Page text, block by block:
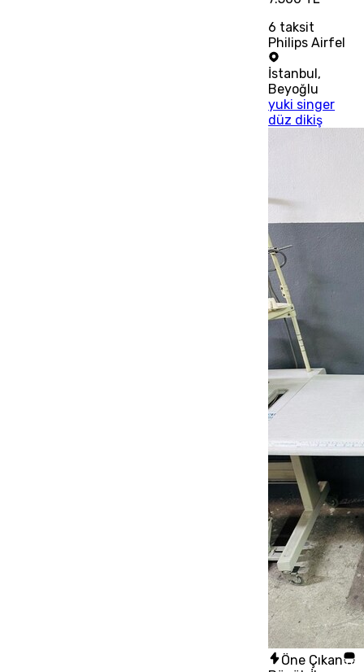
6 taksit
Philips Airfel
İstanbul ,
Beyoğlu
yuki singer
düz dikiş
Öne Çıkan